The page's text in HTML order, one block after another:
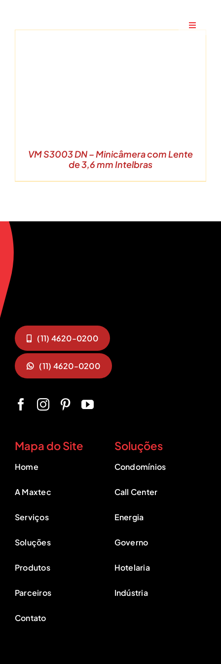
Toggle
Soluções
Produtos
VM S3003 DN – Minicâmera com Lente
de 3,6 mm Intelbras
(11) 4620-0200
(11) 4620-0200
Mapa do Site
Home
A Maxtec
Serviços
Soluções
Produtos
Parceiros
Contato
Soluções
Condomínios
Call Center
Energia
Governo
Hotelaria
Indústria